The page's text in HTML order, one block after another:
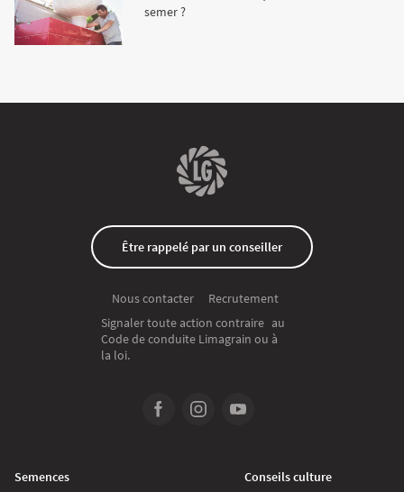
semer ?
Être rappelé par un conseiller
Nous contacter
Recrutement
Signaler toute action contraire au
Code de conduite Limagrain ou à
la loi.
Semences
Conseils culture